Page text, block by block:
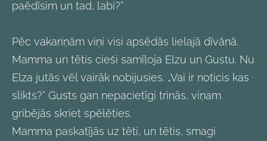
paēdīsim un tad, labi?”
Pēc vakariņām viņi visi apsēdās lielajā dīvānā.
Mamma un tētis cieši samīļoja Elzu un Gustu. Nu
Elza jutās vēl vairāk nobijusies. „Vai ir noticis kas
slikts?” Gusts gan nepacietīgi trinās, viņam
gribējās skriet spēlēties.
Mamma paskatījās uz tēti, un tētis, smagi